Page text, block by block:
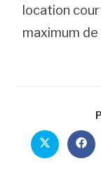
location
maximum